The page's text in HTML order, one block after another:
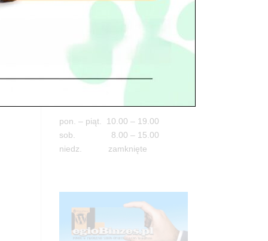
05-100 Nowy Dwór Mazowiecki
tel. 503 900 215
pon. – piąt. 10.00 – 19.00
sob. 8.00 – 15.00
niedz. zamknięte